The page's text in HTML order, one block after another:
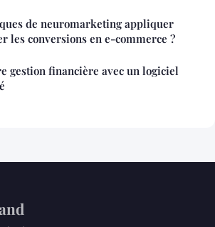
de neuromarketing appliquer
les conversions en e-commerce ?
gestion financière avec un logiciel